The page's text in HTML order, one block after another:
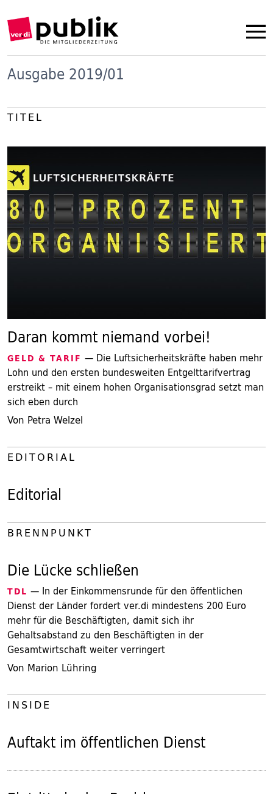
Ausgabe 2019/01
TITEL
Daran kommt niemand vorbei!
GELD & TARIF — Die Luftsicherheitskräfte haben mehr
Lohn und den ersten bundesweiten Entgelttarifvertrag
erstreikt – mit einem hohen Organisationsgrad setzt man
sich eben durch
Von Petra Welzel
EDITORIAL
Editorial
BRENNPUNKT
Die Lücke schließen
TDL — In der Einkommensrunde für den öffentlichen
Dienst der Länder fordert ver.di mindestens 200 Euro
mehr für die Beschäftigten, damit sich ihr
Gehaltsabstand zu den Beschäftigten in der
Gesamtwirtschaft weiter verringert
Von Marion Lühring
INSIDE
Auftakt im öffentlichen Dienst